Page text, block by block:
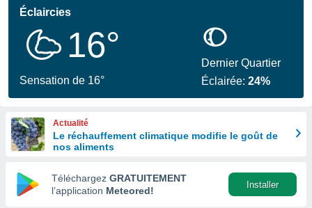
en
Éclaircies
16°
Sensation de 16°
Dernier Quartier
Éclairée:24%
Actualité
Le réchauffement climatique modifie le goût de
nos aliments
Téléchargez GRATUITEMENT
l’application Meteored!
Installer